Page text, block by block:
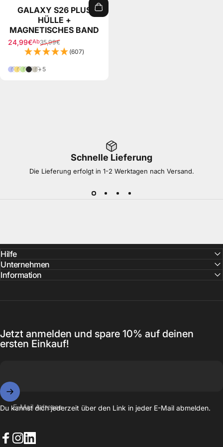
GALAXY S26 PLUS
HÜLLE +
MAGNETISCHES BAND
Verkaufspreis
Ab
24,99€
Normaler Preis
35,99€
(607)
LilaGelb
Grün
Schwarz
Taupe
+5
Schnelle Lieferung
Die Lieferung erfolgt in 1-2 Werktagen nach Versand.
Hilfe
Unternehmen
Information
Jetzt anmelden und spare 10% auf deinen
ersten Einkauf!
E-Mail Adresse
Du kannst dich jederzeit über den Link in jeder E-Mail abmelden.